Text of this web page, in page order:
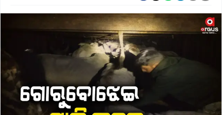
Argus Chalo Dekhein Apna Desh